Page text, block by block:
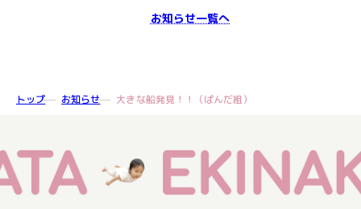
お知らせ一覧へ
トップ お知らせ 大きな船発見！！（ぱんだ組）